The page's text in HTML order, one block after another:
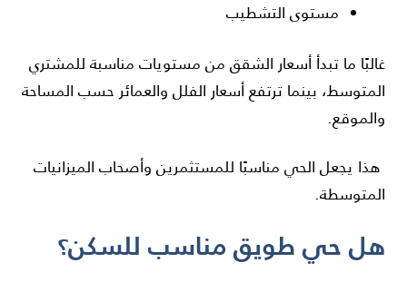
مستوى التشطيب
غالبًا ما تبدأ أسعار الشقق من مستويات مناسبة للمشتري
المتوسط، بينما ترتفع أسعار الفلل والعمائر حسب المساحة
والموقع.
هذا يجعل الحي مناسبًا للمستثمرين وأصحاب الميزانيات
المتوسطة.
هل حي طويق مناسب للسكن؟